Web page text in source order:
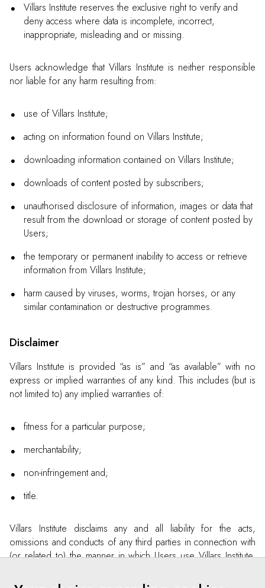
Villars Institute reserves the exclusive right to verify and
deny access where data is incomplete, incorrect,
inappropriate, misleading and or missing.
Users acknowledge that Villars Institute is neither responsible
nor liable for any harm resulting from:
use of Villars Institute;
acting on information found on Villars Institute;
downloading information contained on Villars Institute;
downloads of content posted by subscribers;
unauthorised disclosure of information, images or data that
result from the download or storage of content posted by
Users;
the temporary or permanent inability to access or retrieve
information from Villars Institute;
harm caused by viruses, worms, trojan horses, or any
similar contamination or destructive programmes.
Disclaimer
Villars Institute is provided “as is” and “as available” with no
express or implied warranties of any kind. This includes (but is
not limited to) any implied warranties of:
fitness for a particular purpose;
merchantability;
non-infringement and;
title.
Villars Institute disclaims any and all liability for the acts,
omissions and conducts of any third parties in connection with
(or related to) the manner in which Users use Villars Institute.
Institute, and to any linked sites. If this disclaimer is not